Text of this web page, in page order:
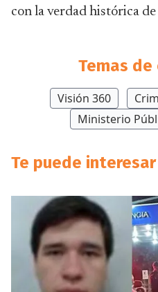
con la verdad histórica de
Temas
Visión 360
Ministerio
Te puede interesar